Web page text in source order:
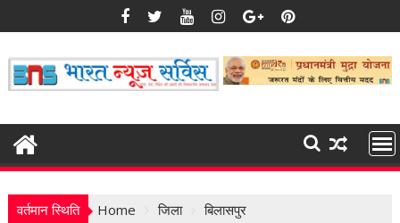
to
वर्तमान स्थिति Home जिला बिलासपुर